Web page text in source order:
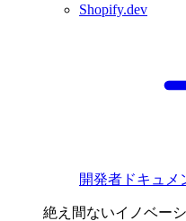
Shopify.dev
開発者ドキュメ
絶え間ないイノベー